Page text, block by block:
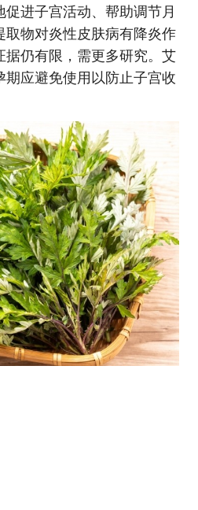
进子宫活动、帮助调节月
取物对炎性皮肤病有降炎作
仍有限，需更多研究。艾
应避免使用以防止子宫收